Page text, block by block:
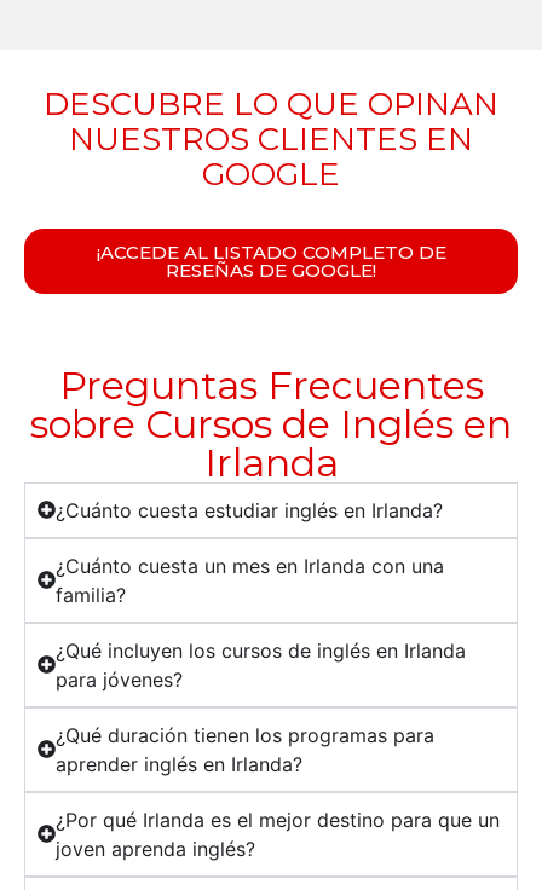
DESCUBRE LO QUE OPINAN
NUESTROS CLIENTES EN
GOOGLE
¡ACCEDE AL LISTADO COMPLETO DE
RESEÑAS DE GOOGLE!
Preguntas Frecuentes
sobre Cursos de Inglés en
Irlanda
¿Cuánto cuesta estudiar inglés en Irlanda?
¿Cuánto cuesta un mes en Irlanda con una
familia?
¿Qué incluyen los cursos de inglés en Irlanda
para jóvenes?
¿Qué duración tienen los programas para
aprender inglés en Irlanda?
¿Por qué Irlanda es el mejor destino para que un
joven aprenda inglés?